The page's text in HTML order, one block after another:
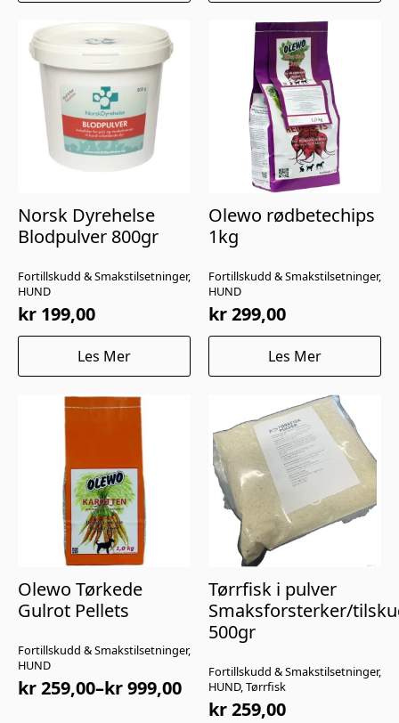
Fortillskudd & Smakstilsetninger,
HUND
Norsk Dyrehelse
Blodpulver 800gr
kr 199,00
Les Mer
Fortillskudd & Smakstilsetninger,
HUND
Olewo rødbetechips
1kg
kr299,00
Les Mer
Fortillskudd & Smakstilsetninger,
HUND
Olewo Tørkede
Gulrot Pellets
kr259,00–kr999,00
Prisområde:
Fortillskudd & Smakstilsetninger,
HUND, Tørrfisk
Tørrfisk i pulver
Smaksforsterker/
500gr
kr259,00